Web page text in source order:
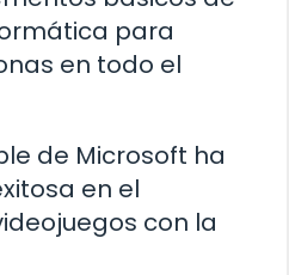
para
en todo el
de Microsoft ha
en el
con la